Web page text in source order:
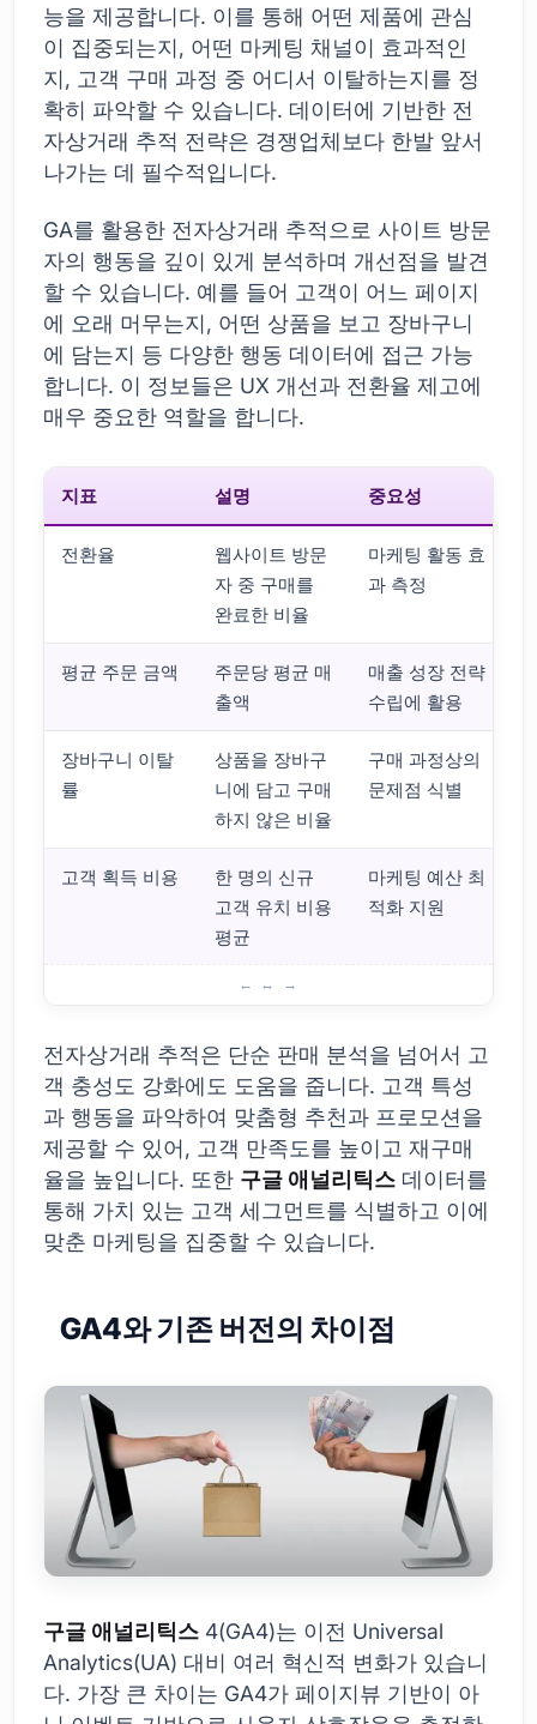
능을 제공합니다. 이를 통해 어떤 제품에 관심
이 집중되는지, 어떤 마케팅 채널이 효과적인
지, 고객 구매 과정 중 어디서 이탈하는지를 정
확히 파악할 수 있습니다. 데이터에 기반한 전
자상거래 추적 전략은 경쟁업체보다 한발 앞서
나가는 데 필수적입니다.
GA를 활용한 전자상거래 추적으로 사이트 방문
자의 행동을 깊이 있게 분석하며 개선점을 발견
할 수 있습니다. 예를 들어 고객이 어느 페이지
에 오래 머무는지, 어떤 상품을 보고 장바구니
에 담는지 등 다양한 행동 데이터에 접근 가능
합니다. 이 정보들은 UX 개선과 전환율 제고에
매우 중요한 역할을 합니다.
지표 설명 중요성
전환율
웹사이트 방문
자 중 구매를
완료한 비율
마케팅 활동 효
과 측정
평균 주문 금액
주문당 평균 매
출액
매출 성장 전략
수립에 활용
장바구니 이탈
률
상품을 장바구
니에 담고 구매
하지 않은 비율
구매 과정상의
문제점 식별
고객 획득 비용
한 명의 신규
고객 유치 비용
평균
마케팅 예산 최
적화 지원
전자상거래 추적은 단순 판매 분석을 넘어서 고
객 충성도 강화에도 도움을 줍니다. 고객 특성
과 행동을 파악하여 맞춤형 추천과 프로모션을
제공할 수 있어, 고객 만족도를 높이고 재구매
율을 높입니다. 또한 구글 애널리틱스 데이터를
통해 가치 있는 고객 세그먼트를 식별하고 이에
맞춘 마케팅을 집중할 수 있습니다.
GA4와 기존 버전의 차이점
구글 애널리틱스 4(GA4)는 이전 Universal
Analytics(UA) 대비 여러 혁신적 변화가 있습니
다. 가장 큰 차이는 GA4가 페이지뷰 기반이 아